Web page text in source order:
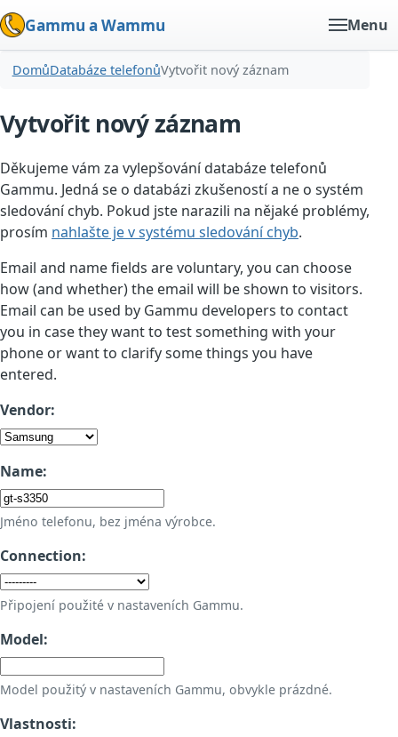
Gammu a Wammu Menu
DomůDatabáze telefonůVytvořit nový záznam
Vytvořit nový záznam
Děkujeme vám za vylepšování databáze telefonů
Gammu. Jedná se o databázi zkušeností a ne o systém
sledování chyb. Pokud jste narazili na nějaké problémy,
prosím nahlašte je v systému sledování chyb.
Email and name fields are voluntary, you can choose
how (and whether) the email will be shown to visitors.
Email can be used by Gammu developers to contact
you in case they want to test something with your
phone or want to clarify some things you have
entered.
Vendor:
Name:
Jméno telefonu, bez jména výrobce.
Connection:
Připojení použité v nastaveních Gammu.
Model:
Model použitý v nastaveních Gammu, obvykle prázdné.
Vlastnosti: